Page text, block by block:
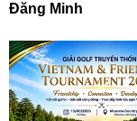
Đăng Minh